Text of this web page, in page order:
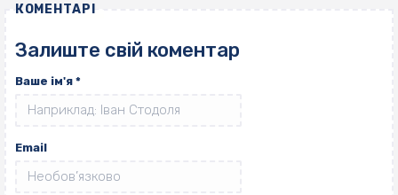
КОМЕНТАРІ
Залиште свій коментар
Ваше ім'я *
Email